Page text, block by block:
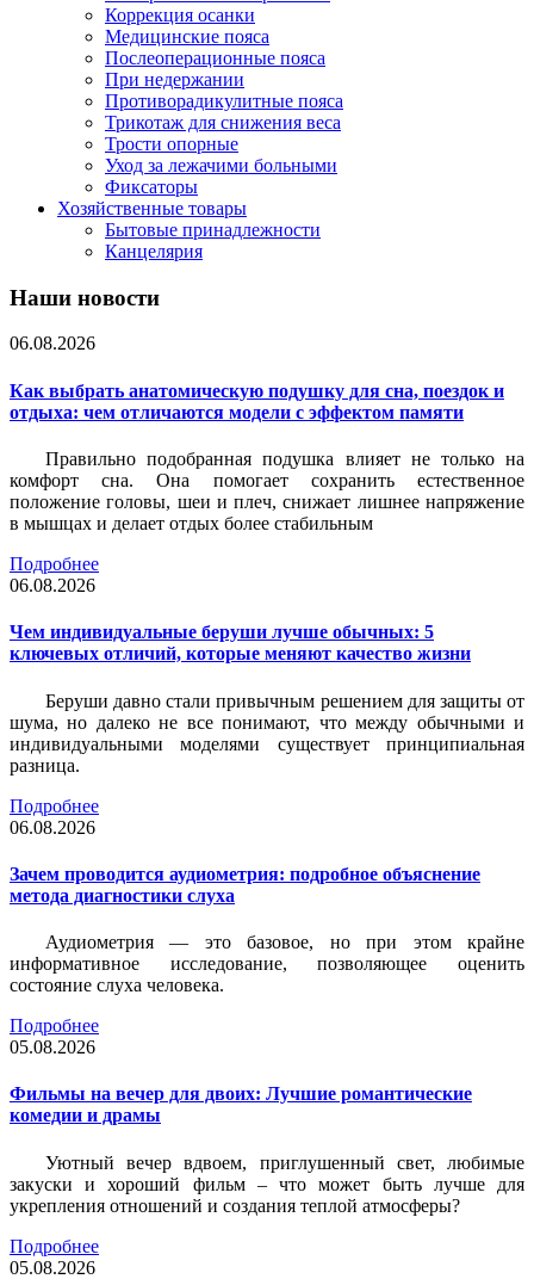
Коррекция осанки
Медицинские пояса
Послеоперационные пояса
При недержании
Противорадикулитные пояса
Трикотаж для снижения веса
Трости опорные
Уход за лежачими больными
Фиксаторы
Хозяйственные товары
Бытовые принадлежности
Канцелярия
Наши новости
06.08.2026
Как выбрать анатомическую подушку для сна, поездок и
отдыха: чем отличаются модели с эффектом памяти
Правильно подобранная подушка влияет не только на
комфорт сна. Она помогает сохранить естественное
положение головы, шеи и плеч, снижает лишнее напряжение
в мышцах и делает отдых более стабильным
Подробнее
06.08.2026
Чем индивидуальные беруши лучше обычных: 5
ключевых отличий, которые меняют качество жизни
Беруши давно стали привычным решением для защиты от
шума, но далеко не все понимают, что между обычными и
индивидуальными моделями существует принципиальная
разница.
Подробнее
06.08.2026
Зачем проводится аудиометрия: подробное объяснение
метода диагностики слуха
Аудиометрия — это базовое, но при этом крайне
информативное исследование, позволяющее оценить
состояние слуха человека.
Подробнее
05.08.2026
Фильмы на вечер для двоих: Лучшие романтические
комедии и драмы
Уютный вечер вдвоем, приглушенный свет, любимые
закуски и хороший фильм – что может быть лучше для
укрепления отношений и создания теплой атмосферы?
Подробнее
05.08.2026